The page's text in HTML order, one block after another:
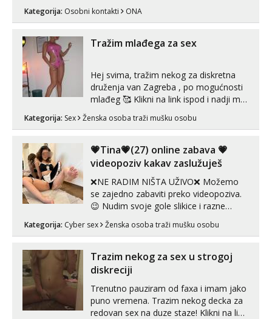
Telegram. +385 91 723 0045
Kategorija: Osobni kontakti ONA
Tražim mlađega za sex
Hej svima, tražim nekog za diskretna
druženja van Zagreba , po mogućnosti
mlađeg 🥰 Klikni na link ispod i nadji me
Kategorija: Sex Ženska osoba traži mušku osobu
💗Tina💗(27) online zabava 💗
videopoziv kakav zaslužuješ
❌NE RADIM NIŠTA UŽIVO❌ Možemo
se zajedno zabaviti preko videopoziva.
😉 Nudim svoje gole slikice i razne
videouradke. 🤩 Za online zabavu pošalji
poruku na Whatsapp, Telegram ili Viber.
autentičnosti možeš me vidjeti na
videopozivu. 😉 S vama sam vec 5 ...
Kategorija: Cyber sex Ženska osoba traži mušku osobu
Trazim nekog za sex u strogoj
diskreciji
Trenutno pauziram od faxa i imam jako
puno vremena. Trazim nekog decka za
redovan sex na duze staze! Klikni na link